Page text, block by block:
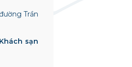
Trần
Khách sạn